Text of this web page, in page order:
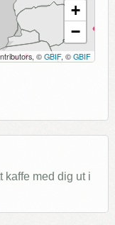
+
−
© GBIF, © GBIF
kaffe med dig ut i